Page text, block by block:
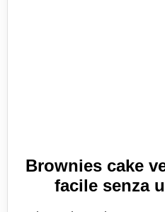
Brownies cake
facile senza